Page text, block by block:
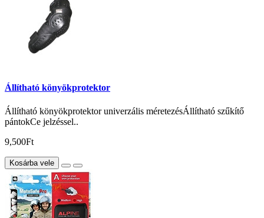
Állítható könyökprotektor
Állítható könyökprotektor univerzális méretezésÁllítható szűkítő
pántokCe jelzéssel..
9,500Ft
Kosárba vele